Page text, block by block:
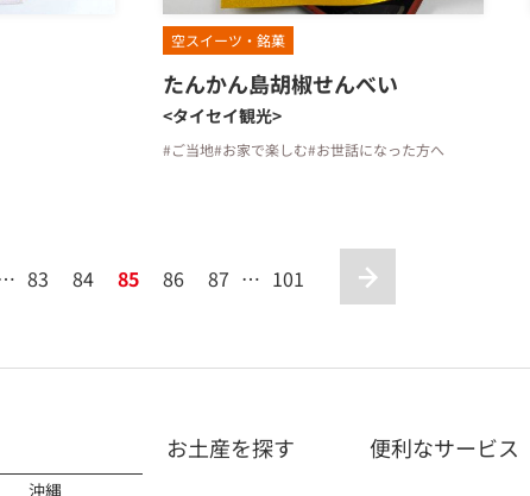
空スイーツ・銘菓
たんかん島胡椒せんべい
<タイセイ観光>
#ご当地#お家で楽しむ#お世話になった方へ
83 84 85 86 87 … 101
沖縄
お土産を探す 便利なサービス